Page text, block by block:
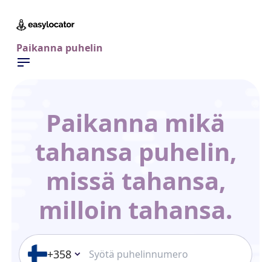
Paikanna puhelin
Paikanna mikä
tahansa puhelin,
missä tahansa,
milloin tahansa.
+358